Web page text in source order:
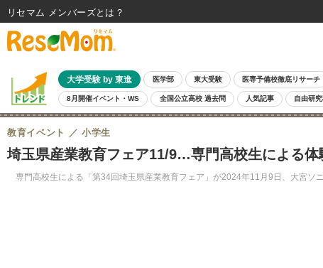
大学受験 by 東進 医学部 東大受験 医専予備校徹底リサーチ
8月開催イベント・WS 全国公立高校 過去問 人気記事 自由研
埼玉県産業教育フェア11/9…専門高校生による体
専門高校生による「第34回埼玉県産業教育フェア」が2024年11月9日、大宮ソ
教育イベント 小学生
リセマム メンバーズ